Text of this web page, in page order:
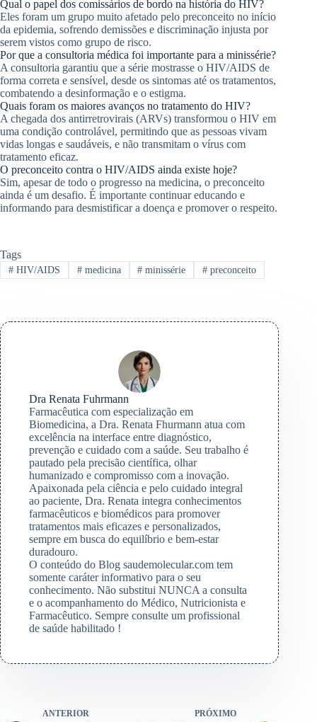
Qual o papel dos comissários de bordo na história do HIV?
Eles foram um grupo muito afetado pelo preconceito no início
da epidemia, sofrendo demissões e discriminação injusta por
serem vistos como grupo de risco.
Por que a consultoria médica foi importante para a minissérie?
A consultoria garantiu que a série mostrasse o HIV/AIDS de
forma correta e sensível, desde os sintomas até os tratamentos,
combatendo a desinformação e o estigma.
Quais foram os maiores avanços no tratamento do HIV?
A chegada dos antirretrovirais (ARVs) transformou o HIV em
uma condição controlável, permitindo que as pessoas vivam
vidas longas e saudáveis, e não transmitam o vírus com
tratamento eficaz.
O preconceito contra o HIV/AIDS ainda existe hoje?
Sim, apesar de todo o progresso na medicina, o preconceito
ainda é um desafio. É importante continuar educando e
informando para desmistificar a doença e promover o respeito.
Tags
#HIV/AIDS #medicina # minissérie # preconceito
Dra Renata Fuhrmann
Farmacêutica com especialização em
Biomedicina, a Dra. Renata Fhurmann atua com
excelência na interface entre diagnóstico,
prevenção e cuidado com a saúde. Seu trabalho é
pautado pela precisão científica, olhar
humanizado e compromisso com a inovação.
Apaixonada pela ciência e pelo cuidado integral
ao paciente, Dra. Renata integra conhecimentos
farmacêuticos e biomédicos para promover
tratamentos mais eficazes e personalizados,
sempre em busca do equilíbrio e bem-estar
duradouro.
O conteúdo do Blog saudemolecular.com tem
somente caráter informativo para o seu
conhecimento. Não substitui NUNCA a consulta
e o acompanhamento do Médico, Nutricionista e
Farmacêutico. Sempre consulte um profissional
de saúde habilitado !
ANTERIOR PRÓXIMO